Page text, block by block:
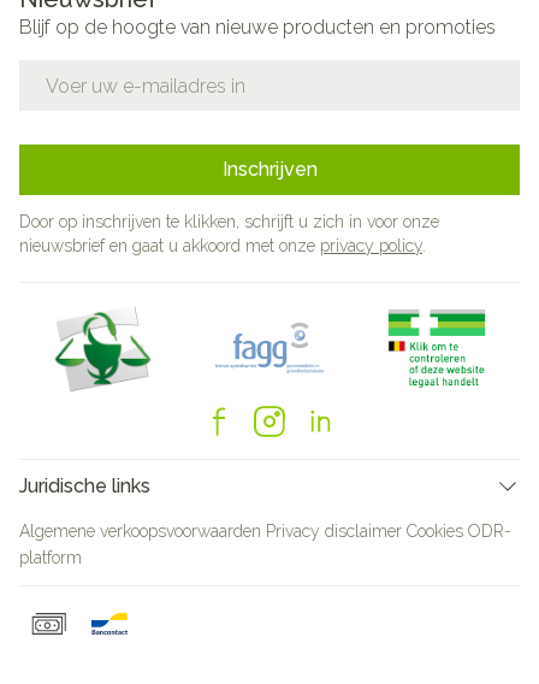
Blijf op de hoogte van nieuwe producten en promoties
Inschrijven
Door op inschrijven te klikken, schrijft u zich in voor onze
nieuwsbrief en gaat u akkoord met onze privacy policy
Juridische links
Algemene verkoopsvoorwaarden Privacy disclaimer Cookies ODR-
platform